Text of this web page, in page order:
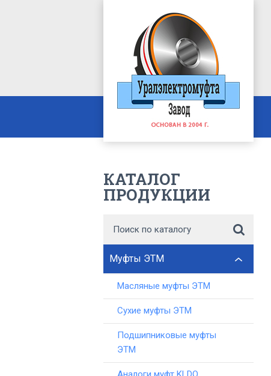
КАТАЛОГ
ПРОДУКЦИИ
Муфты ЭТМ
Масляные муфты ЭТМ
Сухие муфты ЭТМ
Подшипниковые муфты
ЭТМ